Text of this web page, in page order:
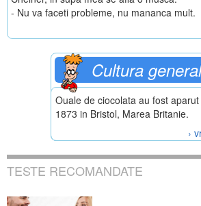
- Nu va faceti probleme, nu mananca mult.
Cultura
Ouale de ciocolata au fost
1873 in Bristol, Marea Britanie.
›
TESTE RECOMANDATE